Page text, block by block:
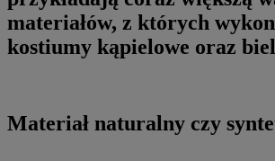
materiałów, z których
kostiumy kąpielowe oraz
Materiał naturalny czy